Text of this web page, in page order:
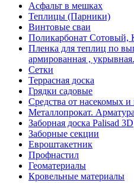
Асфальт в мешках
Теплицы (Парники)
Винтовые сваи
Поликарбонат
Пленка для теплиц по
армированная ,
Сетки
Террасная доска
Грядки садовые
Средства от насекомых и
Металлопрокат.
Заборная доска Palisad 3D
Заборные секции
Евроштакетник
Профнастил
Геоматериалы
Кровельные материалы